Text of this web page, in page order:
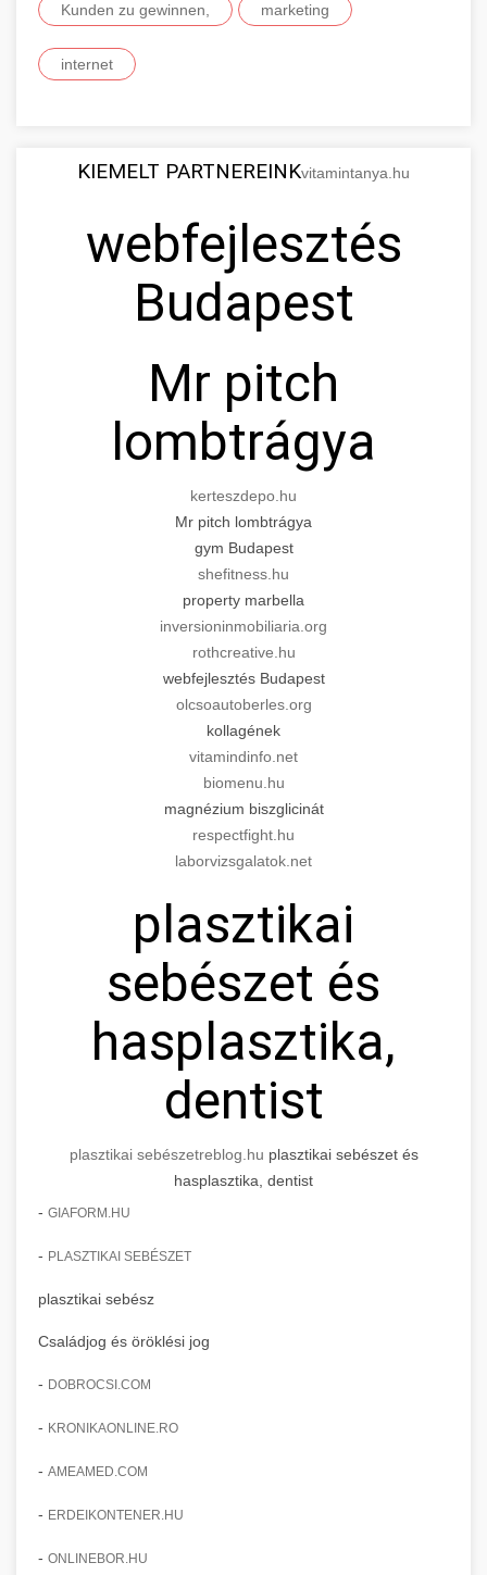
Kunden zu gewinnen, marketing
internet
KIEMELT PARTNEREINKvitamintanya.hu
webfejlesztés
Budapest
Mr pitch
lombtrágya
kerteszdepo.hu
Mr pitch lombtrágya
gym Budapest
shefitness.hu
property marbella
inversioninmobiliaria.org
rothcreative.hu
webfejlesztés Budapest
olcsoautoberles.org
kollagének
vitamindinfo.net
biomenu.hu
magnézium biszglicinát
respectfight.hu
laborvizsgalatok.net
plasztikai
sebészet és
hasplasztika,
dentist
plasztikai sebészetreblog.hu plasztikai sebészet és
hasplasztika, dentist
- GIAFORM.HU
- PLASZTIKAI SEBÉSZET
plasztikai sebész
Családjog és öröklési jog
- DOBROCSI.COM
- KRONIKAONLINE.RO
- AMEAMED.COM
- ERDEIKONTENER.HU
- ONLINEBOR.HU